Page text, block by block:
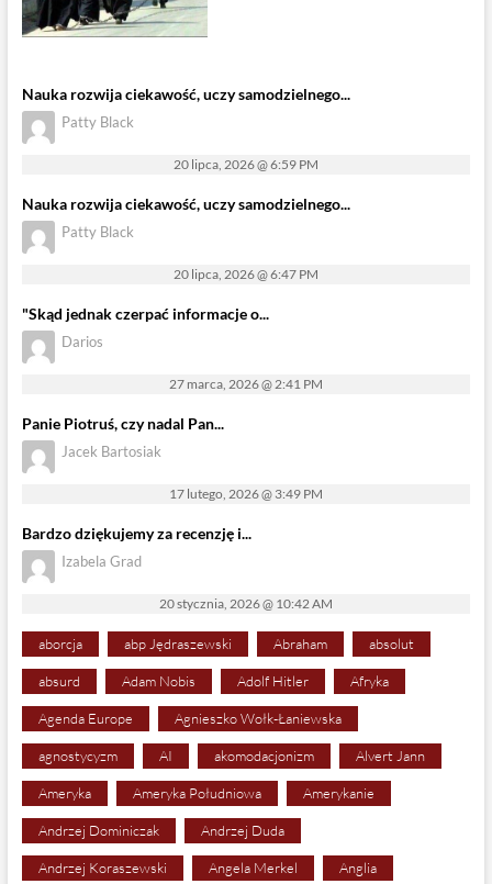
Nauka rozwija ciekawość, uczy samodzielnego...
Patty Black
20 lipca, 2026 @ 6:59 PM
Nauka rozwija ciekawość, uczy samodzielnego...
Patty Black
20 lipca, 2026 @ 6:47 PM
"Skąd jednak czerpać informacje o...
Darios
27 marca, 2026 @ 2:41 PM
Panie Piotruś, czy nadal Pan...
Jacek Bartosiak
17 lutego, 2026 @ 3:49 PM
Bardzo dziękujemy za recenzję i...
Izabela Grad
20 stycznia, 2026 @ 10:42 AM
aborcja abp Jędraszewski Abraham absolut
absurd Adam Nobis Adolf Hitler Afryka
Agenda Europe Agnieszko Wołk-Łaniewska
agnostycyzm AI akomodacjonizm Alvert Jann
Ameryka Ameryka Południowa Amerykanie
Andrzej Dominiczak Andrzej Duda
Andrzej Koraszewski Angela Merkel Anglia